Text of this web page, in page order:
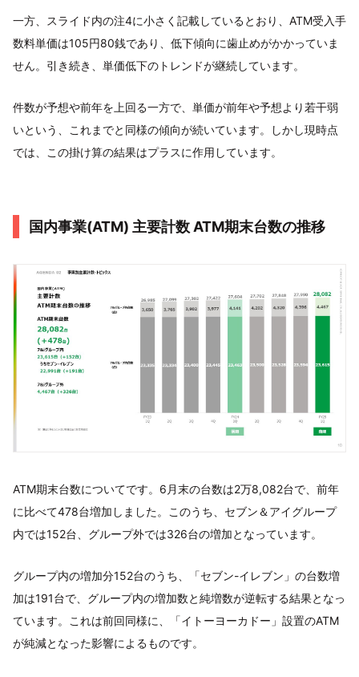
一方、スライド内の注4に小さく記載しているとおり、ATM受入手
数料単価は105円80銭であり、低下傾向に歯止めがかかっていま
せん。引き続き、単価低下のトレンドが継続しています。
件数が予想や前年を上回る一方で、単価が前年や予想より若干弱
いという、これまでと同様の傾向が続いています。しかし現時点
では、この掛け算の結果はプラスに作用しています。
国内事業(ATM) 主要計数 ATM期末台数の推移
ATM期末台数についてです。6月末の台数は2万8,082台で、前年
に比べて478台増加しました。このうち、セブン＆アイグループ
内では152台、グループ外では326台の増加となっています。
グループ内の増加分152台のうち、「セブン-イレブン」の台数増
加は191台で、グループ内の増加数と純増数が逆転する結果となっ
ています。これは前回同様に、「イトーヨーカドー」設置のATM
が純減となった影響によるものです。